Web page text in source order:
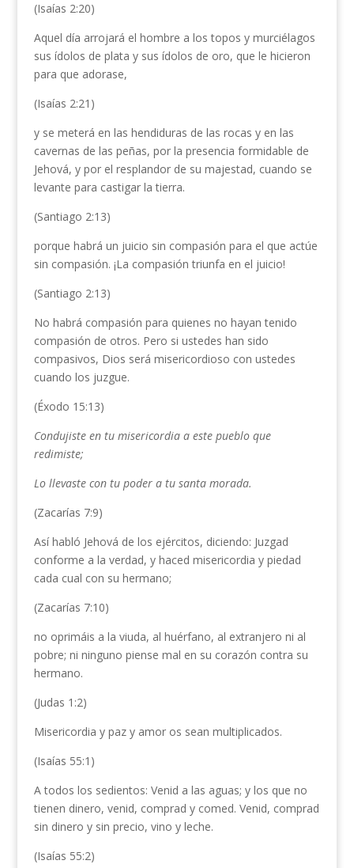
(Isaías 2:20)
Aquel día arrojará el hombre a los topos y murciélagos
sus ídolos de plata y sus ídolos de oro, que le hicieron
para que adorase,
(Isaías 2:21)
y se meterá en las hendiduras de las rocas y en las
cavernas de las peñas, por la presencia formidable de
Jehová, y por el resplandor de su majestad, cuando se
levante para castigar la tierra.
(Santiago 2:13)
porque habrá un juicio sin compasión para el que actúe
sin compasión. ¡La compasión triunfa en el juicio!
(Santiago 2:13)
No habrá compasión para quienes no hayan tenido
compasión de otros. Pero si ustedes han sido
compasivos, Dios será misericordioso con ustedes
cuando los juzgue.
(Éxodo 15:13)
Condujiste en tu misericordia a este pueblo que
redimiste;
Lo llevaste con tu poder a tu santa morada.
(Zacarías 7:9)
Así habló Jehová de los ejércitos, diciendo: Juzgad
conforme a la verdad, y haced misericordia y piedad
cada cual con su hermano;
(Zacarías 7:10)
no oprimáis a la viuda, al huérfano, al extranjero ni al
pobre; ni ninguno piense mal en su corazón contra su
hermano.
(Judas 1:2)
Misericordia y paz y amor os sean multiplicados.
(Isaías 55:1)
A todos los sedientos: Venid a las aguas; y los que no
tienen dinero, venid, comprad y comed. Venid, comprad
sin dinero y sin precio, vino y leche.
(Isaías 55:2)